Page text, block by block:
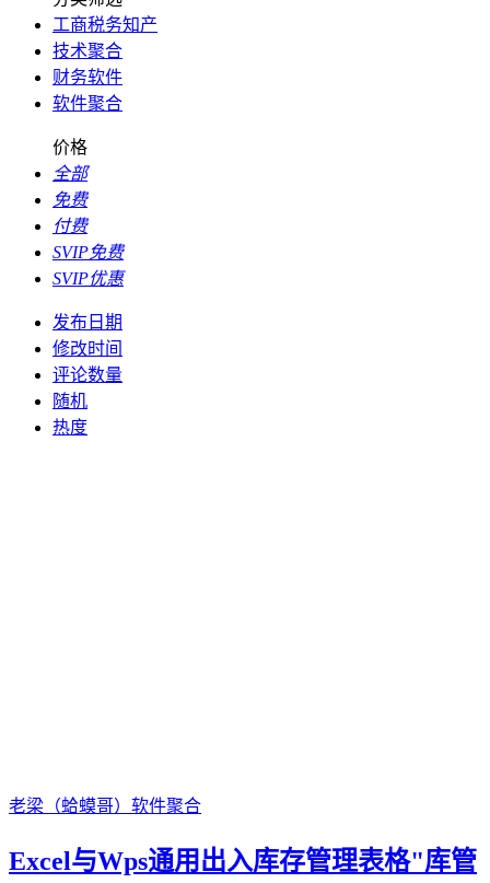
工商税务知产
技术聚合
财务软件
软件聚合
价格
全部
免费
付费
SVIP免费
SVIP优惠
发布日期
修改时间
评论数量
随机
热度
老梁（蛤蟆哥） 软件聚合
Excel与Wps通用出入库存管理表格"库管